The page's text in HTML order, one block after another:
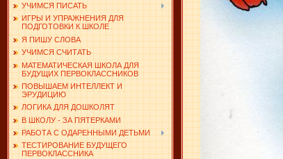
УЧИМСЯ ПИСАТЬ
ИГРЫ И УПРАЖНЕНИЯ ДЛЯ
ПОДГОТОВКИ К ШКОЛЕ
Я ПИШУ СЛОВА
УЧИМСЯ СЧИТАТЬ
МАТЕМАТИЧЕСКАЯ ШКОЛА ДЛЯ
БУДУЩИХ ПЕРВОКЛАССНИКОВ
ПОВЫШАЕМ ИНТЕЛЛЕКТ И
ЭРУДИЦИЮ
ЛОГИКА ДЛЯ ДОШКОЛЯТ
В ШКОЛУ - ЗА ПЯТЕРКАМИ
РАБОТА С ОДАРЕННЫМИ ДЕТЬМИ
ТЕСТИРОВАНИЕ БУДУЩЕГО
ПЕРВОКЛАССНИКА